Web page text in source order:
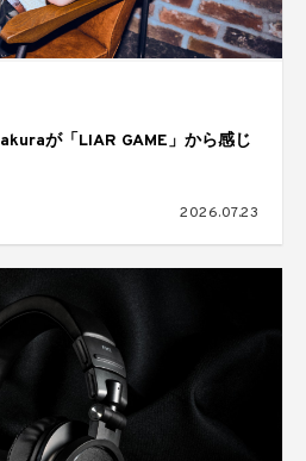
が「LIAR GAME」から感じ
2026.07.23